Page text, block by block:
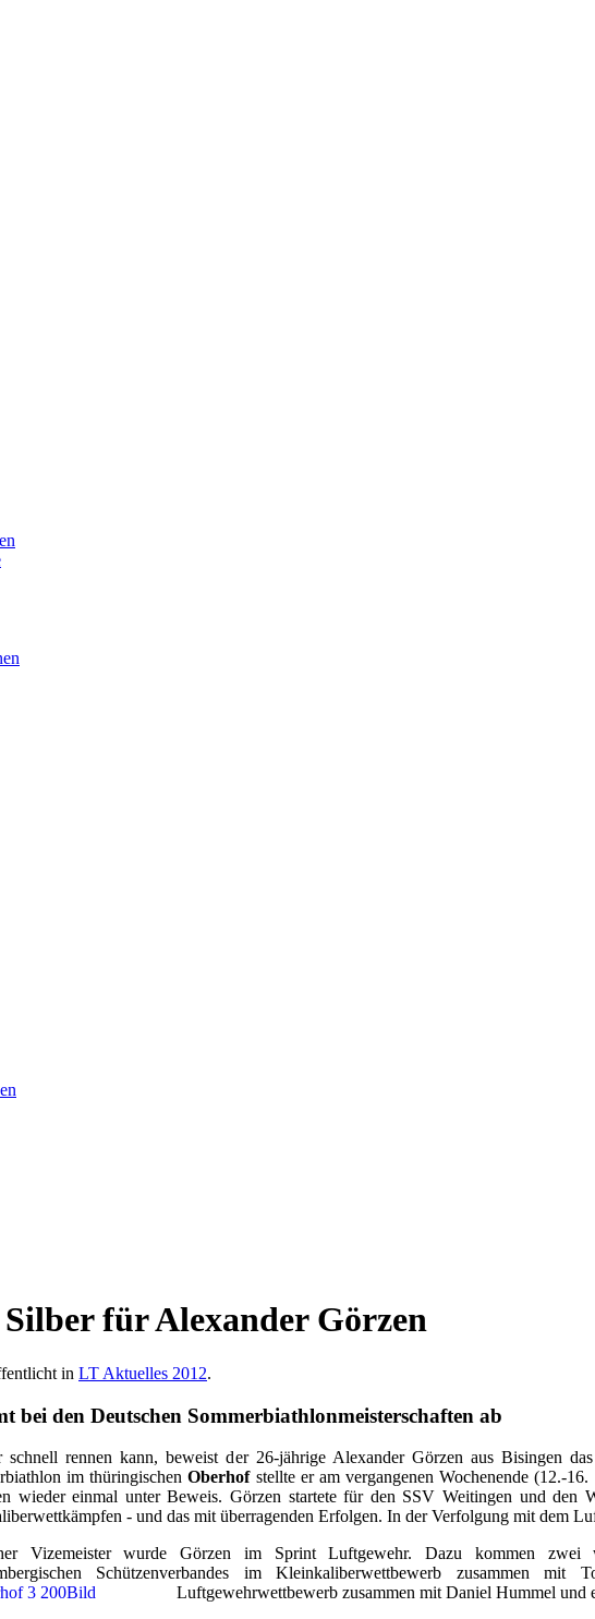
für Alexander Görzen
in LT Aktuelles 2012.
bei den Deutschen Sommerbiathlonmeisterschaften ab
schnell rennen kann, beweist der 26-jährige Alexander Görzen aus Bisingen
im thüringischenOberhofstellte er am vergangenen Wochenende (12.-
wieder einmal unter Beweis. Görzen startete für den SSV Weitingen und den
- und das mit überragenden Erfolgen. In der Verfolgung mit dem
Vizemeister wurde Görzen im Sprint Luftgewehr.Dazu kommen zwei
Schützenverbandes im Kleinkaliberwettbewerb zusammen
Luftgewehrwettbewerb zusammen mit Daniel Hummel und